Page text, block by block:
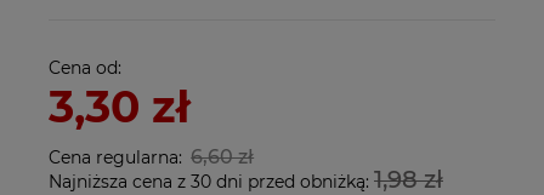
Cena od:
3,30 zł
Cena regularna: 6,60 zł
Najniższa cena z 30 dni przed obniżką: 1,98 zł